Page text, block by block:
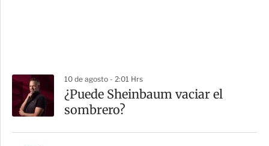
10 de agosto - 2:01 Hrs
¿Puede Sheinbaum vaciar el
sombrero?